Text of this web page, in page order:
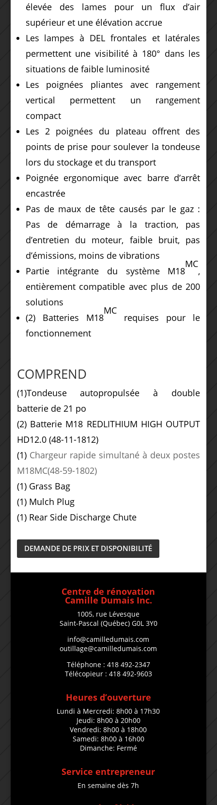
élevée des lames pour un flux d’air
supérieur et une élévation accrue
Les lampes à DEL frontales et latérales
permettent une visibilité à 180° dans les
situations de faible luminosité
Les poignées pliantes avec rangement
vertical permettent un rangement
compact
Les 2 poignées du plateau offrent des
points de prise pour soulever la tondeuse
lors du stockage et du transport
Poignée ergonomique avec barre d’arrêt
encastrée
Pas de maux de tête causés par le gaz :
Pas de démarrage à la traction, pas
d’entretien du moteur, faible bruit, pas
d’émissions, moins de vibrations
Partie intégrante du système M18
MC
,
entièrement compatible avec plus de 200
solutions
(2) Batteries M18
MC
requises pour le
fonctionnement
COMPREND
(1)Tondeuse autopropulsée à double
batterie de 21 po
(2) Batterie M18 REDLITHIUM HIGH OUTPUT
HD12.0 (48-11-1812)
(1) Chargeur rapide simultané à deux postes
M18MC(48-59-1802)
(1) Grass Bag
(1) Mulch Plug
(1) Rear Side Discharge Chute
DEMANDE DE PRIX ET DISPONIBILITÉ
Centre de rénovation
Camille Dumais Inc.
1005, rue Lévesque
Saint-Pascal (Québec) G0L 3Y0
info@camilledumais.com
outillage@camilledumais.com
Téléphone : 418 492-2347
Télécopieur : 418 492-9603
Heures d’ouverture
Lundi à Mercredi: 8h00 à 17h30
Jeudi: 8h00 à 20h00
Vendredi: 8h00 à 18h00
Samedi: 8h00 à 16h00
Dimanche: Fermé
Service entrepreneur
En semaine dès 7h